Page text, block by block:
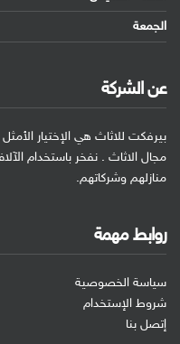
الجمعة
عن الشركة
بيرفكت للاثاث هي الإختيار
مجال الاثاث . نفخر باستخدام
منازلهم وشركاتهم.
روابط مهمة
سياسة الخصوصية
شروط الإستخدام
إتصل بنا